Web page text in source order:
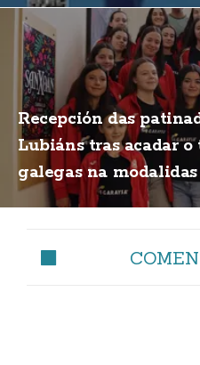
Recepción das
Lubiáns tras acadar
galegas na